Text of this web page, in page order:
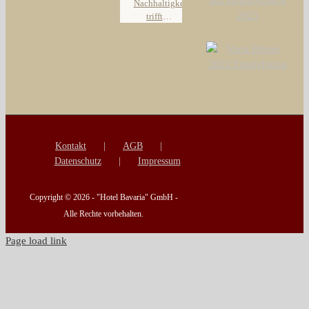
2026
Nachhaltigkeit
trifft
Kontakt
AGB
Datenschutz
Impressum
Copyright © 2026 - "Hotel Bavaria" GmbH -
Alle Rechte vorbehalten.
Page load link